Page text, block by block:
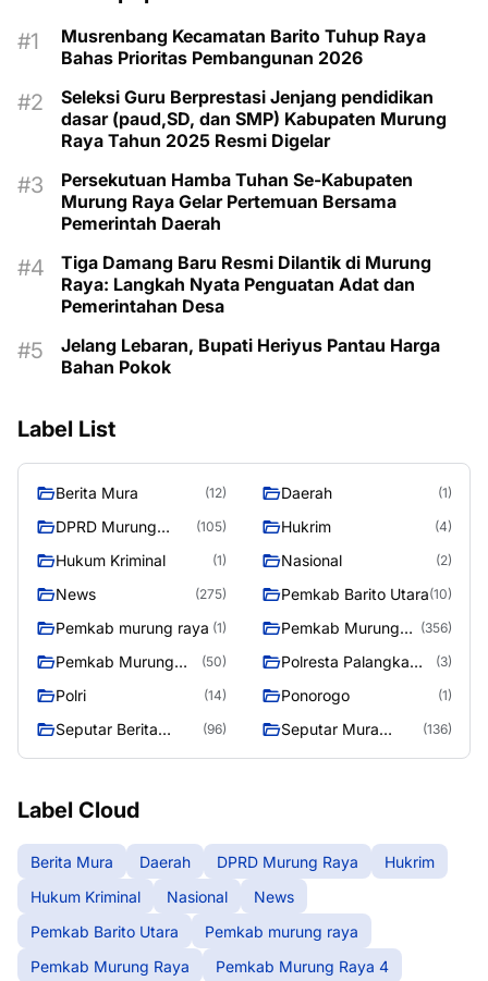
Musrenbang Kecamatan Barito Tuhup Raya
Bahas Prioritas Pembangunan 2026
Seleksi Guru Berprestasi Jenjang pendidikan
dasar (paud,SD, dan SMP) Kabupaten Murung
Raya Tahun 2025 Resmi Digelar
Persekutuan Hamba Tuhan Se-Kabupaten
Murung Raya Gelar Pertemuan Bersama
Pemerintah Daerah
Tiga Damang Baru Resmi Dilantik di Murung
Raya: Langkah Nyata Penguatan Adat dan
Pemerintahan Desa
Jelang Lebaran, Bupati Heriyus Pantau Harga
Bahan Pokok
Label List
Berita Mura (12) Daerah (1)
DPRD Murung
(105) Hukrim (4)
Hukum Kriminal (1) Nasional (2)
News (275) Pemkab Barito Utara(10)
Pemkab murung raya (1)
Pemkab Murung
(356)
Pemkab Murung
(50)
Polresta Palangka
(3)
Polri (14) Ponorogo (1)
Seputar Berita
(96)
Seputar Mura
(136)
Label Cloud
Berita Mura Daerah DPRD Murung Raya
Hukrim
Hukum Kriminal
Nasional
News
Pemkab Barito Utara
Pemkab murung raya
Pemkab Murung Raya
Pemkab Murung Raya 4